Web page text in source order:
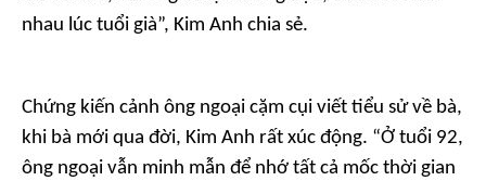
nhau lúc tuổi già”, Kim Anh chia sẻ.
Chứng kiến cảnh ông ngoại cặm cụi viết tiểu sử về bà,
khi bà mới qua đời, Kim Anh rất xúc động. “Ở tuổi 92,
ông ngoại vẫn minh mẫn để nhớ tất cả mốc thời gian